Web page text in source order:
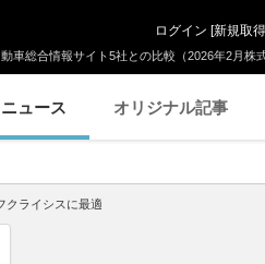
車総合情報サイト5社との比較（2026年2月株
ログイン [新規取得
ニュース オリジナル記事
クライシスに最適